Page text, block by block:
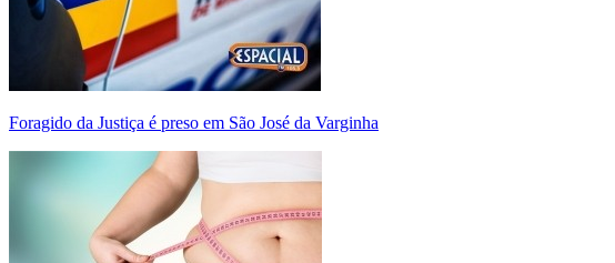
Foragido da Justiça é preso em São José da Varginha